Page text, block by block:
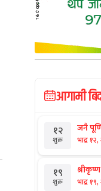
आगामी
१२
शुक्र
जनै
भाद्र
१९
शुक्र भाद्र